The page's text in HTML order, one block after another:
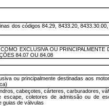
dos códigos 84.29, 8433.20,
EXCLUSIVA OU PRINCIPALMENTE
84.07 OU 84.08
ou principalmente destinadas aos
cabeçotes, cárteres, carburadores,
escape, coletores de admissão ou de
guias de válvulas